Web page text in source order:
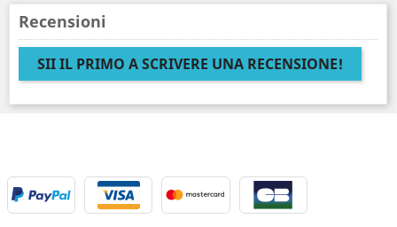
Recensioni
SII IL PRIMO A SCRIVERE UNA RECENSIONE!